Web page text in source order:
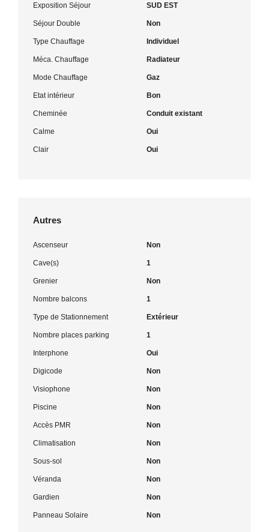
Exposition Séjour SUD EST
Séjour Double Non
Type Chauffage Individuel
Méca. Chauffage Radiateur
Mode Chauffage Gaz
Etat intérieur Bon
Cheminée Conduit existant
Calme Oui
Clair Oui
Autres
Ascenseur Non
Cave(s) 1
Grenier Non
Nombre balcons 1
Type de Stationnement Extérieur
Nombre places parking 1
Interphone Oui
Digicode Non
Visiophone Non
Piscine Non
Accès PMR Non
Climatisation Non
Sous-sol Non
Véranda Non
Gardien Non
Panneau Solaire Non